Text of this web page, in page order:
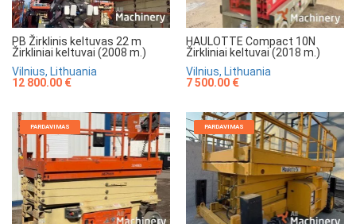
PB Žirklinis keltuvas 22 m
Žirkliniai keltuvai (2008 m.)
Vilnius, Lithuania
12 800.00 €
HAULOTTE Compact 10N
Žirkliniai keltuvai (2018 m.)
Vilnius, Lithuania
7 500.00 €
PARDAVIMAS PARDAVIMAS